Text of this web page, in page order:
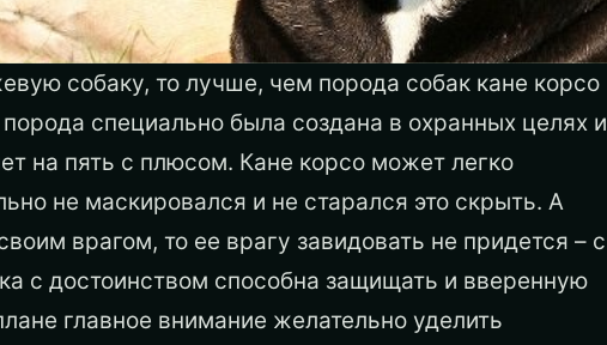
собаку, то лучше, чем порода собак кане корсо
специально была создана в охранных целях и
на пять с плюсом. Кане корсо может легко
не маскировался и не старался это скрыть. А
врагом, то ее врагу завидовать не придется – с
с достоинством способна защищать и вверенную
главное внимание желательно уделить